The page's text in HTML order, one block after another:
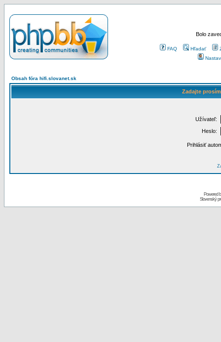
Bolo
FAQ Hľadať
Obsah fóra hifi.slovanet.sk
Zadajte
Užívateľ:
Heslo:
Prihlásiť
Powered
Slovenský